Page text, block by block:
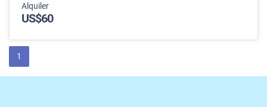
Alquiler
US$60
1